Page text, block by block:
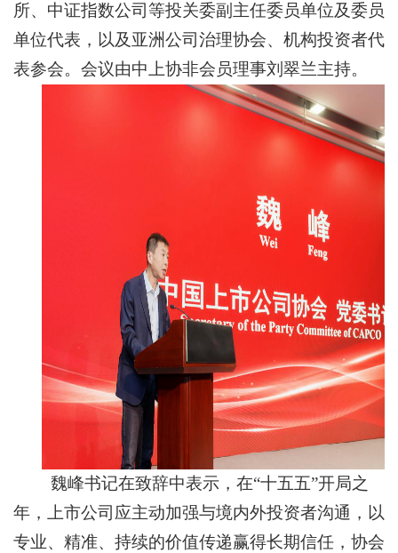
所、中证指数公司等投关委副主任委员单位及委员
单位代表，以及亚洲公司治理协会、机构投资者代
表参会。会议由中上协非会员理事刘翠兰主持。
魏峰书记在致辞中表示，在“十五五”开局之
年，上市公司应主动加强与境内外投资者沟通，以
专业、精准、持续的价值传递赢得长期信任，协会